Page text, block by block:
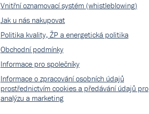
Vnitřní oznamovací systém (whistleblowing)
Jak u nás nakupovat
Politika kvality, ŽP a energetická politika
Obchodní podmínky
Informace pro společníky
Informace o zpracování osobních údajů
prostřednictvím cookies a předávání údajů pro
analýzu a marketing